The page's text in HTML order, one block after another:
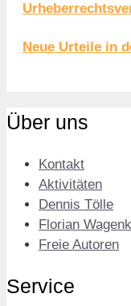
Neue Urteile in
Über uns
Kontakt
Aktivitäten
Dennis Tölle
Florian
Freie Autoren
Service